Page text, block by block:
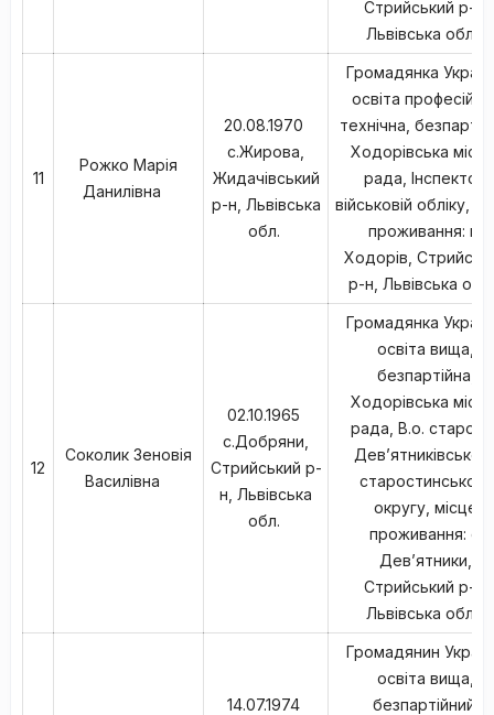
Стрийський р-н,
Львівська обл.,
11
Рожко Марія
Данилівна
20.08.1970
с.Жирова,
Жидачівський
р-н, Львівська
обл.
Громадянка
освіта
технічна,
Ходорівська
рада, Інспектор
військовій обліку,
проживання: м.
Ходорів,
р-н, Львівська
12
Соколик Зеновія
Василівна
02.10.1965
с.Добряни,
Стрийський р-
н, Львівська
обл.
Громадянка
освіта вища,
безпартійна,
Ходорівська
рада, В.о.
старостинського
округу, місце
проживання: с.
Дев’ятники,
Стрийський р-н,
Львівська обл.,
14.07.1974
Громадянин
освіта вища,
безпартійний,